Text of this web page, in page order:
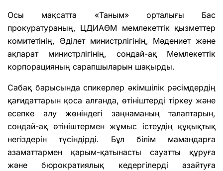
Осы мақсатта «Таным» орталығы Бас
прокуратураның, ЦДИАӨМ мемлекеттік қызметтер
комитетінің, Әділет министрлігінің, Мәдениет және
ақпарат министрлігінің, сондай-ақ Мемлекеттік
корпорацияның сарапшыларын шақырды.
Сабақ барысында спикерлер әкімшілік рәсімдердің
қағидаттарын қоса алғанда, өтініштерді тіркеу және
есепке алу жөніндегі заңнаманың талаптарын,
сондай-ақ өтініштермен жұмыс істеудің құқықтық
негіздерін түсіндірді. Бұл білім мамандарға
азаматтармен қарым-қатынасты сауатты құруға
және бюрократиялық кедергілерді азайтуға